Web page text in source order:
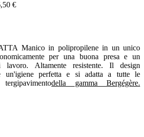
€
Manico in polipropilene in un unico
per una buona presa e un
lavoro. Altamente resistente. Il design
un'igiene perfetta e si adatta a tutte le
della gamma Bergégère.